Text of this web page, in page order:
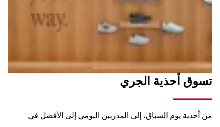
تسوق أحذية الجري
من أحذية يوم السباق، إلى المدربين اليومي إلى الأفضل في